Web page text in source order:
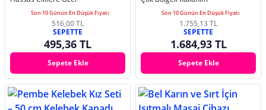
Son 10 Günün En Düşük Fiyatı
516,00 TL
SEPETTE
495,36 TL
Sepete Ekle
Son 10 Günün En Düşük Fiyatı
1.755,13 TL
SEPETTE
1.684,93 TL
Sepete Ekle